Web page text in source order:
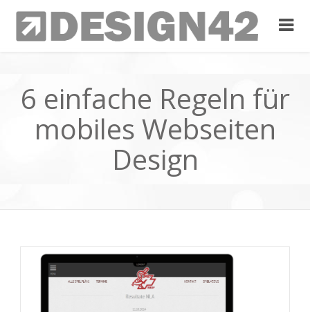
6 einfache Regeln für
mobiles Webseiten
Design